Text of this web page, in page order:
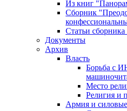
Из книг
Сборник
Статьи
Документы
Архив
Власть
Борьба с
Место
Религия и
Армия и